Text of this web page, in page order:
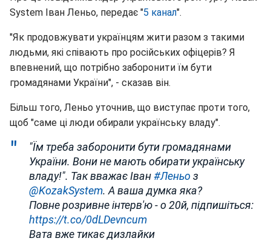
System Іван Леньо, передає "5 канал".
"Як продовжувати українцям жити разом з такими
людьми, які співають про російських офіцерів? Я
впевнений, що потрібно заборонити їм бути
громадянами України", - сказав він.
Більш того, Леньо уточнив, що виступає проти того,
щоб "саме ці люди обирали українську владу".
"Їм треба заборонити бути громадянами
України. Вони не мають обирати українську
владу!". Так вважає Іван#Леньоз
@KozakSystem. А ваша думка яка?
Повне розривне інтерв'ю - о 20й, підпишіться:
https://t.co/0dLDevncum
Вата вже тикає дизлайки